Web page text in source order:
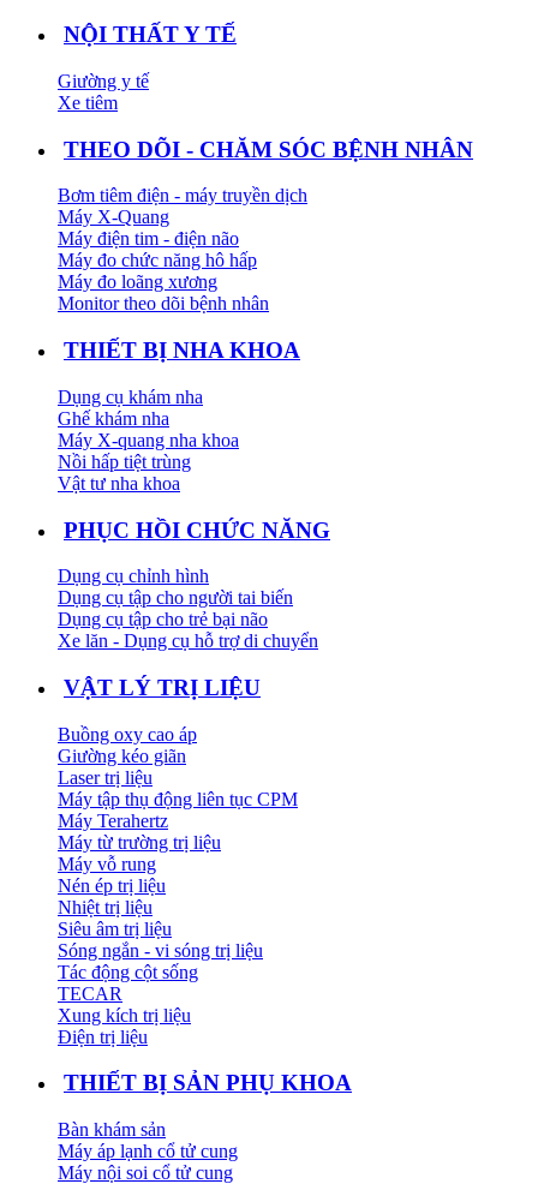
NỘI THẤT Y TẾ
Giường y tế
Xe tiêm
THEO DÕI - CHĂM SÓC BỆNH NHÂN
Bơm tiêm điện - máy truyền dịch
Máy X-Quang
Máy điện tim - điện não
Máy đo chức năng hô hấp
Máy đo loãng xương
Monitor theo dõi bệnh nhân
THIẾT BỊ NHA KHOA
Dụng cụ khám nha
Ghế khám nha
Máy X-quang nha khoa
Nồi hấp tiệt trùng
Vật tư nha khoa
PHỤC HỒI CHỨC NĂNG
Dụng cụ chỉnh hình
Dụng cụ tập cho người tai biến
Dụng cụ tập cho trẻ bại não
Xe lăn - Dụng cụ hỗ trợ di chuyển
VẬT LÝ TRỊ LIỆU
Buồng oxy cao áp
Giường kéo giãn
Laser trị liệu
Máy tập thụ động liên tục CPM
Máy Terahertz
Máy từ trường trị liệu
Máy vỗ rung
Nén ép trị liệu
Nhiệt trị liệu
Siêu âm trị liệu
Sóng ngắn - vi sóng trị liệu
Tác động cột sống
TECAR
Xung kích trị liệu
Điện trị liệu
THIẾT BỊ SẢN PHỤ KHOA
Bàn khám sản
Máy áp lạnh cổ tử cung
Máy nội soi cổ tử cung